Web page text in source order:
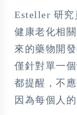
Esteller 研究
健康老化相
來的藥物開
僅針對單一
都提醒，不
因為每個人